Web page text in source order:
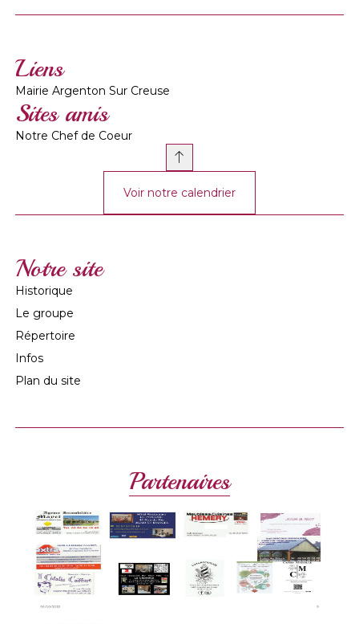
Liens
Mairie Argenton Sur Creuse
Sites amis
Notre Chef de Coeur
Voir notre calendrier
Notre site
Historique
Le groupe
Répertoire
Infos
Plan du site
Partenaires